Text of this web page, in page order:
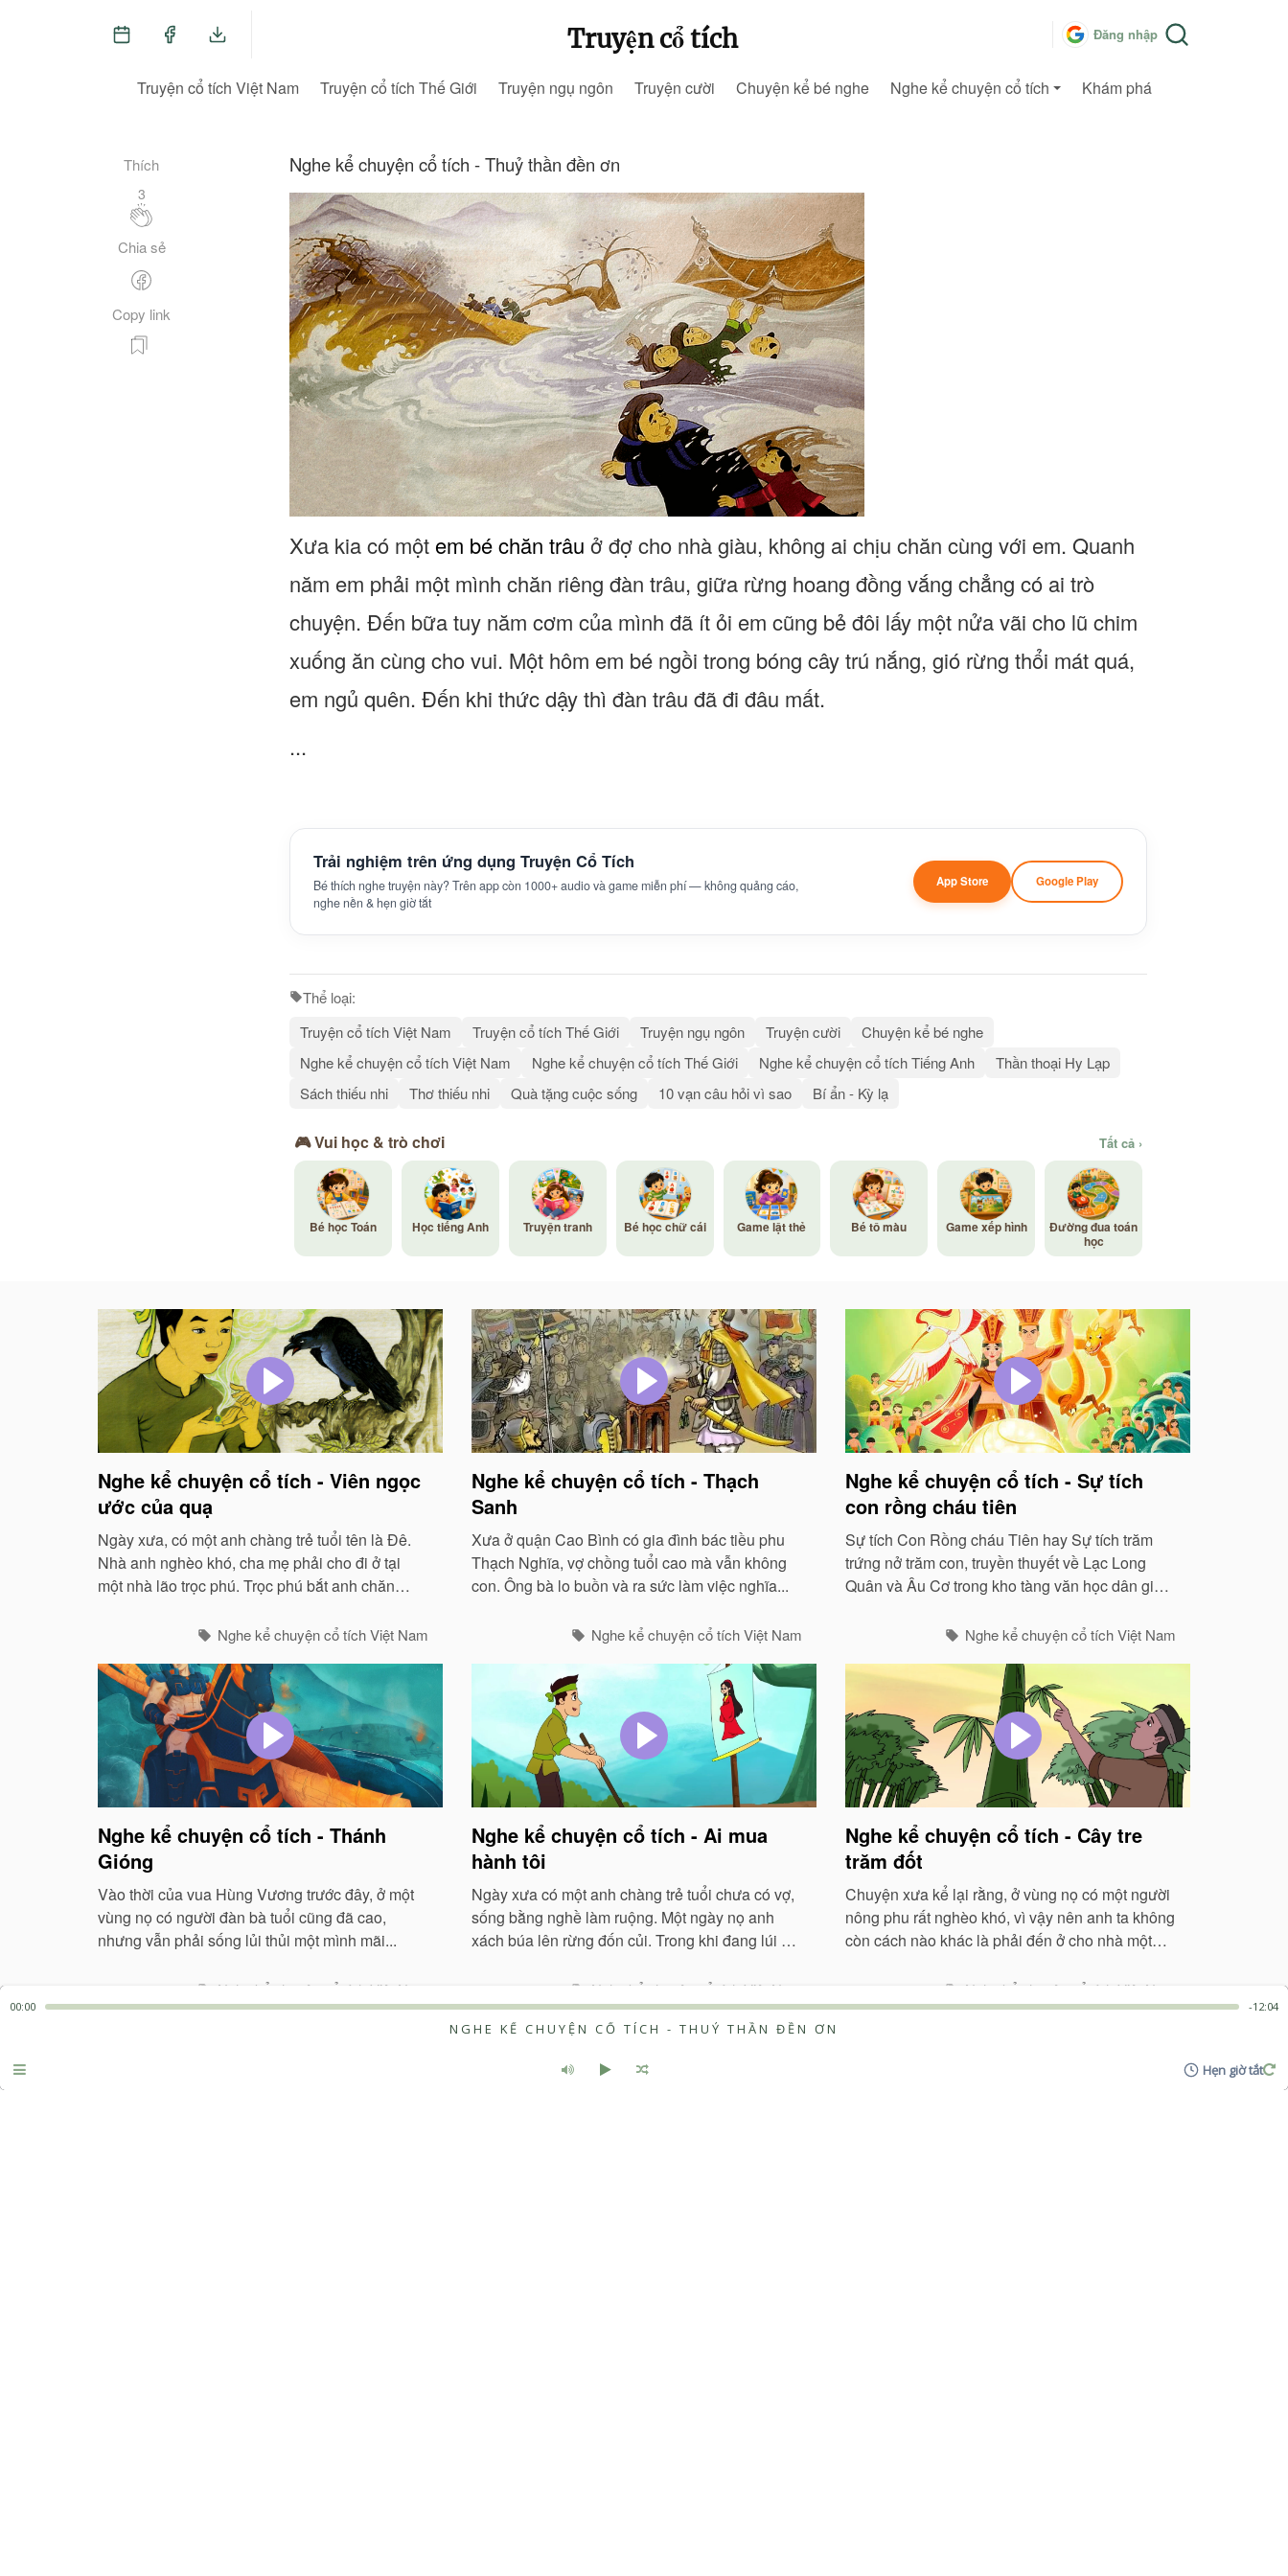
Truyện cổ tích Đăng nhập
Truyện cổ tích Việt Nam Truyện cổ tích Thế Giới Truyện ngụ ngôn Truyện cười Chuyện kể bé nghe Nghe kể chuyện cổ tích Khám phá
Thích
3
Chia sẻ
Copy link
Nghe kể chuyện cổ tích - Thuỷ thần đền ơn
Xưa kia có một em bé chăn trâu ở đợ cho nhà giàu, không ai chịu chăn cùng với em. Quanh
năm em phải một mình chăn riêng đàn trâu, giữa rừng hoang đồng vắng chẳng có ai trò
chuyện. Đến bữa tuy năm cơm của mình đã ít ỏi em cũng bẻ đôi lấy một nửa vãi cho lũ chim
xuống ăn cùng cho vui. Một hôm em bé ngồi trong bóng cây trú nắng, gió rừng thổi mát quá,
em ngủ quên. Đến khi thức dậy thì đàn trâu đã đi đâu mất.
...
Trải nghiệm trên ứng dụng Truyện Cổ Tích
Bé thích nghe truyện này? Trên app còn 1000+ audio và game miễn phí — không quảng cáo,
nghe nền & hẹn giờ tắt
App Store Google Play
Thể loại:
Truyện cổ tích Việt Nam
Truyện cổ tích Thế Giới Truyện ngụ ngôn Truyện cười
Chuyện kể bé nghe
Nghe kể chuyện cổ tích Việt Nam
Nghe kể chuyện cổ tích Thế Giới Nghe kể chuyện cổ tích Tiếng Anh
Thần thoại Hy Lạp
Sách thiếu nhi
Thơ thiếu nhi Quà tặng cuộc sống 10 vạn câu hỏi vì sao Bí ẩn - Kỳ lạ
🎮 Vui học & trò chơi Tất cả ›
Bé học Toán Học tiếng Anh Truyện tranh Bé học chữ cái Game lật thẻ Bé tô màu Game xếp hình
Đường đua toán
học
Nghe kể chuyện cổ tích - Viên ngọc
ước của quạ
Ngày xưa, có một anh chàng trẻ tuổi tên là Đê.
Nhà anh nghèo khó, cha mẹ phải cho đi ở tại
một nhà lão trọc phú. Trọc phú bắt anh chăn
Nghe kể chuyện cổ tích Việt Nam
Nghe kể chuyện cổ tích - Thạch
Sanh
Xưa ở quận Cao Bình có gia đình bác tiều phu
Thạch Nghĩa, vợ chồng tuổi cao mà vẫn không
con. Ông bà lo buồn và ra sức làm việc nghĩa...
Nghe kể chuyện cổ tích Việt Nam
Nghe kể chuyện cổ tích - Sự tích
con rồng cháu tiên
Sự tích Con Rồng cháu Tiên hay Sự tích trăm
trứng nở trăm con, truyền thuyết về Lạc Long
Quân và Âu Cơ trong kho tàng văn học dân gian
Nghe kể chuyện cổ tích Việt Nam
Nghe kể chuyện cổ tích - Thánh
Gióng
Vào thời của vua Hùng Vương trước đây, ở một
vùng nọ có người đàn bà tuổi cũng đã cao,
nhưng vẫn phải sống lủi thủi một mình mãi...
Nghe kể chuyện cổ tích Việt Nam
Nghe kể chuyện cổ tích - Ai mua
hành tôi
Ngày xưa có một anh chàng trẻ tuổi chưa có vợ,
sống bằng nghề làm ruộng. Một ngày nọ anh
xách búa lên rừng đốn củi. Trong khi đang lúi húi
Nghe kể chuyện cổ tích Việt Nam
Nghe kể chuyện cổ tích - Cây tre
trăm đốt
Chuyện xưa kể lại rằng, ở vùng nọ có một người
nông phu rất nghèo khó, vì vậy nên anh ta không
còn cách nào khác là phải đến ở cho nhà một
Nghe kể chuyện cổ tích Việt Nam
00:00 -12:04
NGHE KỂ CHUYỆN CỔ TÍCH - THUỶ THẦN ĐỀN ƠN
Hẹn giờ tắt